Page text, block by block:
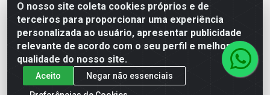
O nosso site coleta cookies próprios e de
terceiros para proporcionar uma experiência
personalizada ao usuário, apresentar publicidade
relevante de acordo com o seu perfil e melhorar a
qualidade do nosso site.
Aceito
Negar não essenciais